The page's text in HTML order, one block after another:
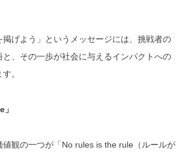
掲げよう」というメッセージには、挑戦者の
、その一歩が社会に与えるインパクトへの
。
値観の一つが「No rules is the rule（ルールが